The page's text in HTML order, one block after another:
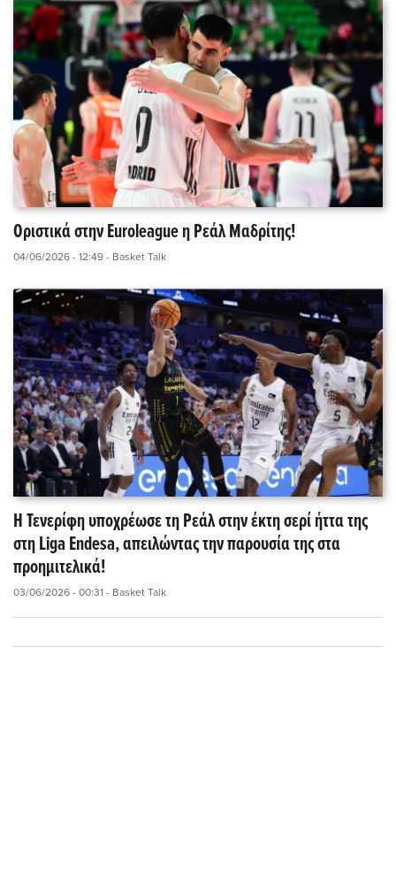
Οριστικά στην Euroleague η Ρεάλ Μαδρίτης!
04/06/2026 - 12:49 - Basket Talk
Η Τενερίφη υποχρέωσε τη Ρεάλ στην έκτη σερί ήττα της
στη Liga Endesa, απειλώντας την παρουσία της στα
προημιτελικά!
03/06/2026 - 00:31 - Basket Talk